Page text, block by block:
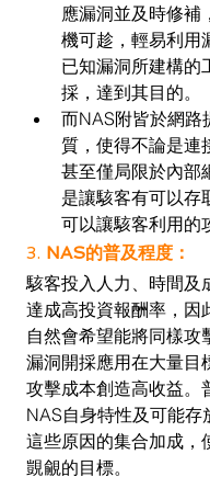
應漏洞並及時修補
機可趁，輕易利用
已知漏洞所建構的
採，達到其目的。
而NAS附皆於網路
質，使得不論是連
甚至僅局限於內部
是讓駭客有可以存
可以讓駭客利用的
3. NAS的普及程度：
駭客投入人力、時間及
達成高投資報酬率，因
自然會希望能將同樣攻
漏洞開採應用在大量目
攻擊成本創造高收益。
NAS自身特性及可能存
這些原因的集合加成，
覬覦的目標。